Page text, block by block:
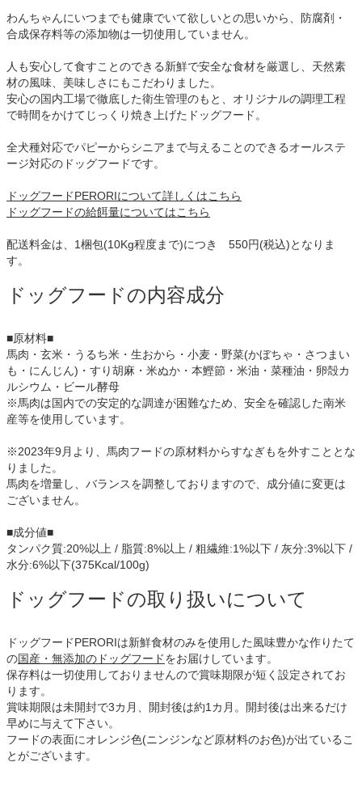
わんちゃんにいつまでも健康でいて欲しいとの思いから、防腐剤・
合成保存料等の添加物は一切使用していません。
人も安心して食すことのできる新鮮で安全な食材を厳選し、天然素
材の風味、美味しさにもこだわりました。
安心の国内工場で徹底した衛生管理のもと、オリジナルの調理工程
で時間をかけてじっくり焼き上げたドッグフード。
全犬種対応でパピーからシニアまで与えることのできるオールステ
ージ対応のドッグフードです。
ドッグフードPERORIについて詳しくはこちら
ドッグフードの給餌量についてはこちら
配送料金は、1梱包(10Kg程度まで)につき 550円(税込)となりま
す。
ドッグフードの内容成分
■原材料■
馬肉・玄米・うるち米・生おから・小麦・野菜(かぼちゃ・さつまい
も・にんじん)・すり胡麻・米ぬか・本鰹節・米油・菜種油・卵殻カ
ルシウム・ビール酵母
※馬肉は国内での安定的な調達が困難なため、安全を確認した南米
産等を使用しています。
※2023年9月より、馬肉フードの原材料からすなぎもを外すこととな
りました。
馬肉を増量し、バランスを調整しておりますので、成分値に変更は
ございません。
■成分値■
タンパク質:20%以上 / 脂質:8%以上 / 粗繊維:1%以下 / 灰分:3%以下 /
水分:6%以下(375Kcal/100g)
ドッグフードの取り扱いについて
ドッグフードPERORIは新鮮食材のみを使用した風味豊かな作りたて
の国産・無添加のドッグフードをお届けしています。
保存料は一切使用しておりませんので賞味期限が短く設定されてお
ります。
賞味期限は未開封で3カ月、開封後は約1カ月。開封後は出来るだけ
早めに与えて下さい。
フードの表面にオレンジ色(ニンジンなど原材料のお色)が出ているこ
とがございます。